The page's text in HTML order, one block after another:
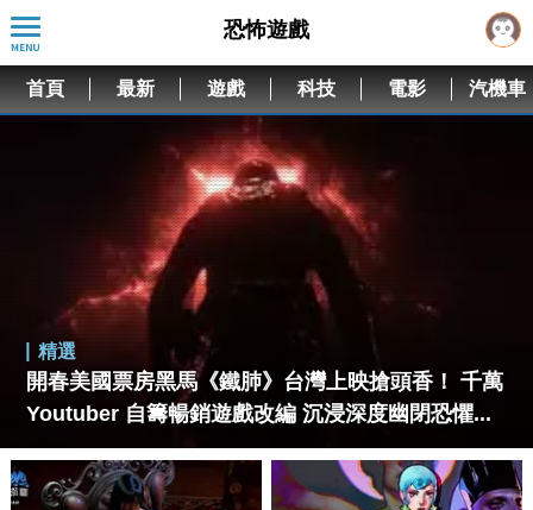
恐怖遊戲
首頁 最新 遊戲 科技 電影 汽機車
精選